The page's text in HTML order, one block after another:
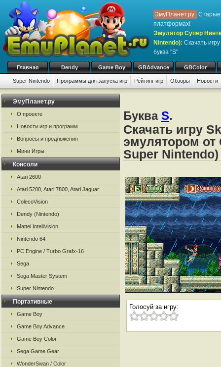
ЭмуПланет.ру: Старые
платформах!
Эмулятор Супер
Nintendo): Скачать игру
буква "S"
Главная Dendy Game Boy GBAdvance GBColor
Super Nintendo Программы для запуска игр Рейтинг игр Обзоры Новости
Игры: # A B C D E F G H I
ЭмуПланет.ру
О проекте
Новости игр и программ
Вопросы и предложения
Мини Игры
Консоли
Atari 2600
Atari 5200, Atari 7800, Atari Jaguar
ColecoVision
Dendy (Nintendo)
Mattel Intellivision
Nintendo 64
PC Engine / Turbo Grafx-16
Sega
Sega Master System
Super Nintendo
Портативные
Game Boy
Game Boy Advance
Game Boy Color
Sega Game Gear
WonderSwan / Color
Буква S.
Скачать игру
эмулятором от
Super Nintendo)
Голосуй за игру: